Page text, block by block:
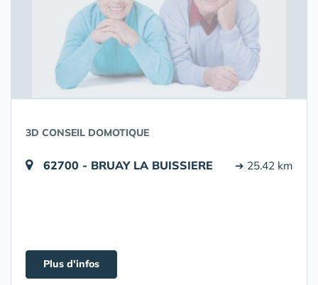
3D CONSEIL DOMOTIQUE
62700 - BRUAY LA BUISSIERE ➔ 25.42 km
Plus d'infos